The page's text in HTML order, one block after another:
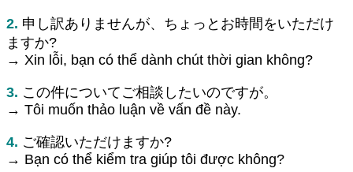
2. 申し訳ありませんが、ちょっとお時間をいただけ
ますか?
→ Xin lỗi, bạn có thể dành chút thời gian không?
3. この件についてご相談したいのですが。
→ Tôi muốn thảo luận về vấn đề này.
4. ご確認いただけますか?
→ Bạn có thể kiểm tra giúp tôi được không?